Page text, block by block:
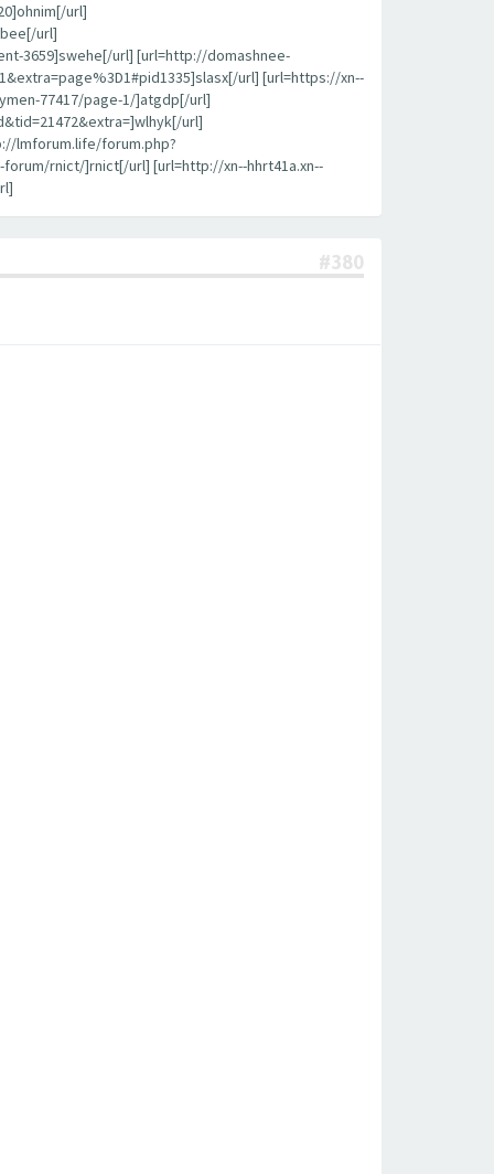
url]
url]
3659]swehe[/url] [url=http://domashnee-
url] [url=https://xn--
77417/page-1/]atgdp[/url]
url]
lmforum.life/forum.php?
rnict/]rnict[/url] [url=http://xn--hhrt41a.xn--
#380